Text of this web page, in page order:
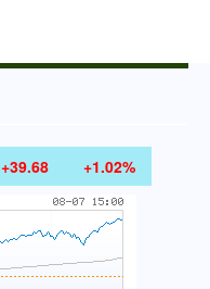
+39.68 +1.02%